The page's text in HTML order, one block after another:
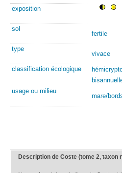
exposition
sol
fertile
type
vivace
classification écologique
usage ou milieu
mare/
Description de Coste (tome 2, taxon